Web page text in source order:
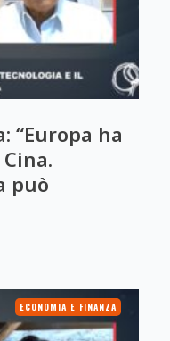
“Europa ha
può
ECONOMIA E FINANZA